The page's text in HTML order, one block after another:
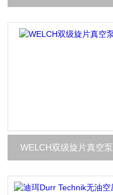
WELCH双级旋片真空泵